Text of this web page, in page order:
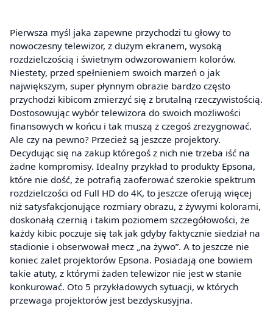
Pierwsza myśl jaka zapewne przychodzi tu głowy to
nowoczesny telewizor, z dużym ekranem, wysoką
rozdzielczością i świetnym odwzorowaniem kolorów.
Niestety, przed spełnieniem swoich marzeń o jak
największym, super płynnym obrazie bardzo często
przychodzi kibicom zmierzyć się z brutalną rzeczywistością.
Dostosowując wybór telewizora do swoich możliwości
finansowych w końcu i tak muszą z czegoś zrezygnować.
Ale czy na pewno? Przecież są jeszcze projektory.
Decydując się na zakup któregoś z nich nie trzeba iść na
żadne kompromisy. Idealny przykład to produkty Epsona,
które nie dość, że potrafią zaoferować szerokie spektrum
rozdzielczości od Full HD do 4K, to jeszcze oferują więcej
niż satysfakcjonujące rozmiary obrazu, z żywymi kolorami,
doskonałą czernią i takim poziomem szczegółowości, że
każdy kibic poczuje się tak jak gdyby faktycznie siedział na
stadionie i obserwował mecz „na żywo”. A to jeszcze nie
koniec zalet projektorów Epsona. Posiadają one bowiem
takie atuty, z którymi żaden telewizor nie jest w stanie
konkurować. Oto 5 przykładowych sytuacji, w których
przewaga projektorów jest bezdyskusyjna.